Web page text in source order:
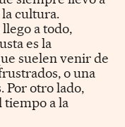
cultura.
a todo,
es la
suelen venir de
o una
Por otro lado,
tiempo a la